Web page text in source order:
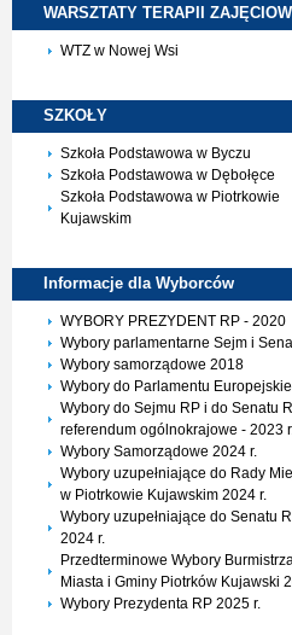
WARSZTATY TERAPII
WTZ w Nowej Wsi
SZKOŁY
Szkoła Podstawowa w Byczu
Szkoła Podstawowa w Dębołęce
Szkoła Podstawowa w Piotrkowie
Kujawskim
Informacje dla Wyborców
WYBORY PREZYDENT RP - 2020
Wybory parlamentarne Sejm i
Wybory samorządowe 2018
Wybory do Parlamentu
Wybory do Sejmu RP i do Senatu
referendum ogólnokrajowe - 2023
Wybory Samorządowe 2024 r.
Wybory uzupełniające do Rady
w Piotrkowie Kujawskim 2024 r.
Wybory uzupełniające do Senatu
2024 r.
Przedterminowe Wybory
Miasta i Gminy Piotrków Kujawski
Wybory Prezydenta RP 2025 r.